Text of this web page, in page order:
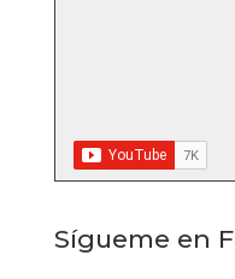
Sígueme en